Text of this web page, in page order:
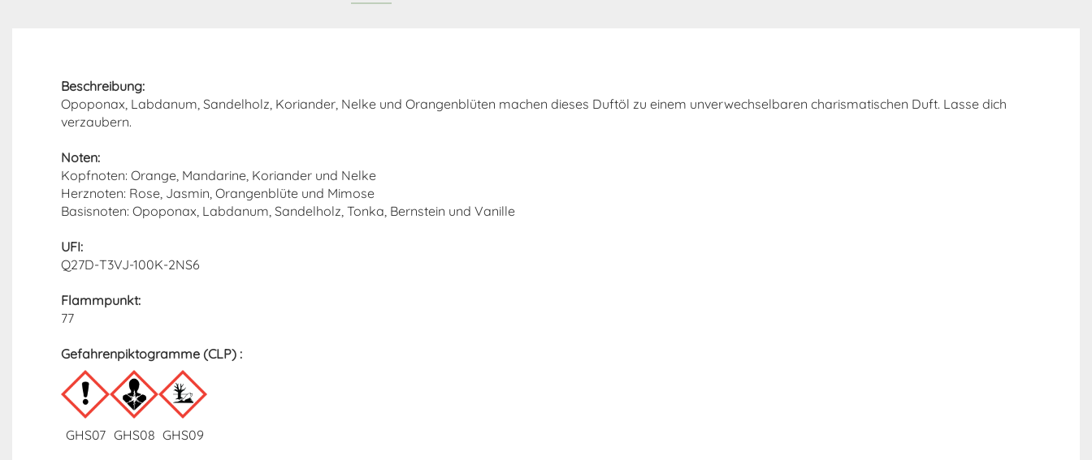
Beschreibung:
Opoponax, Labdanum, Sandelholz, Koriander, Nelke und Orangenblüten machen dieses Duftöl zu einem unverwechselbaren charismatischen Duft. Lasse dich
verzaubern.
Noten:
Kopfnoten: Orange, Mandarine, Koriander und Nelke
Herznoten: Rose, Jasmin, Orangenblüte und Mimose
Basisnoten: Opoponax, Labdanum, Sandelholz, Tonka, Bernstein und Vanille
UFI:
Q27D-T3VJ-100K-2NS6
Flammpunkt:
77
Gefahrenpiktogramme (CLP) :
GHS07 GHS08 GHS09